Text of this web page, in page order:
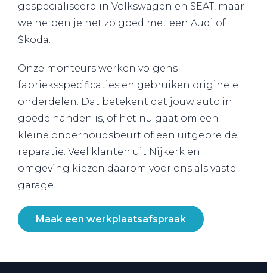
gespecialiseerd in Volkswagen en SEAT, maar
we helpen je net zo goed met een Audi of
Škoda.
Onze monteurs werken volgens
fabrieksspecificaties en gebruiken originele
onderdelen. Dat betekent dat jouw auto in
goede handen is, of het nu gaat om een
kleine onderhoudsbeurt of een uitgebreide
reparatie. Veel klanten uit Nijkerk en
omgeving kiezen daarom voor ons als vaste
garage.
Maak een werkplaatsafspraak